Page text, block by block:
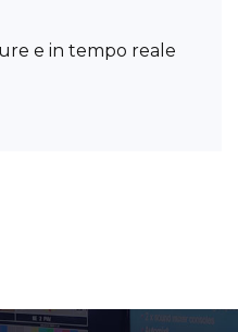
e in tempo reale